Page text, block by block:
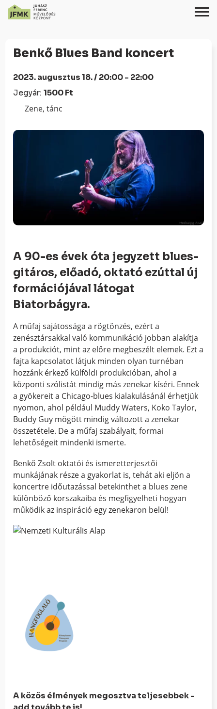
Content
navigációhoz
Benkő Blues Band koncert
2023. augusztus 18. / 20:00 - 22:00
Jegyár:1500 Ft
Zene, tánc
A 90-es évek óta jegyzett blues-
gitáros, előadó, oktató ezúttal új
formációjával látogat
Biatorbágyra.
A műfaj sajátossága a rögtönzés, ezért a
zenésztársakkal való kommunikáció jobban alakítja
a produkciót, mint az előre megbeszélt elemek. Ezt a
fajta kapcsolatot látjuk minden olyan turnéban
hozzánk érkező külföldi produkcióban, ahol a
központi szólistát mindig más zenekar kíséri. Ennek
a gyökereit a Chicago-blues kialakulásánál érhetjük
nyomon, ahol például Muddy Waters, Koko Taylor,
Buddy Guy mögött mindig változott a zenekar
összetétele. De a műfaj szabályait, formai
lehetőségeit mindenki ismerte.
Benkő Zsolt oktatói és ismeretterjesztői
munkájának része a gyakorlat is, tehát aki eljön a
koncertre időutazással betekinthet a blues zene
különböző korszakaiba és megfigyelheti hogyan
működik az inspiráció egy zenekaron belül!
A közös élmények megosztva teljesebbek -